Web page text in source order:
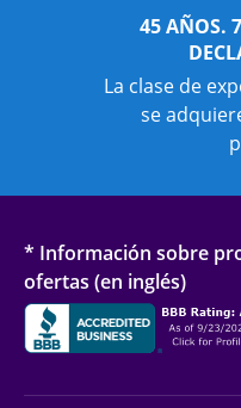
45 AÑOS.
La clase de
se
* Información sobre
ofertas (en inglés)